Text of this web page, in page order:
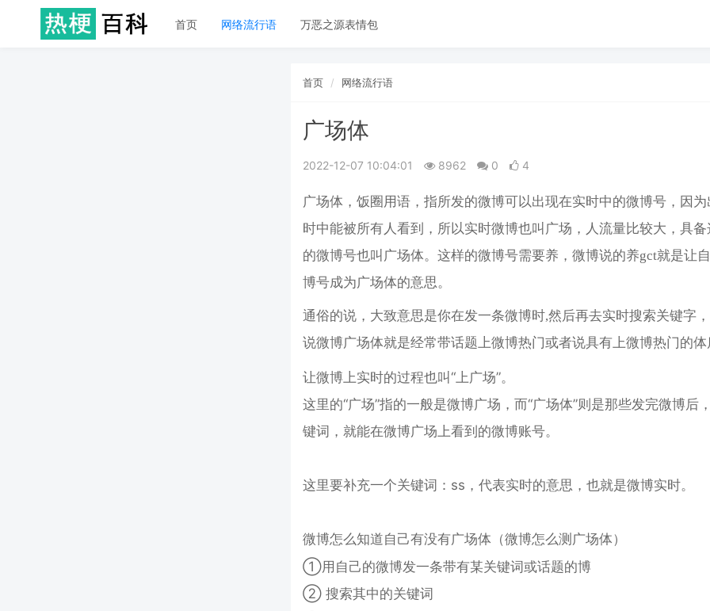
首页 网络流行语 万恶之源表情包
首页 网络流行语
广场体
2022-12-07 10:04:01 8962 0 4
广场体，饭圈用语，指所发的微博可以出现在实时中的微博号，因
时中能被所有人看到，所以实时微博也叫广场，人流量比较大，具
的微博号也叫广场体。这样的微博号需要养，微博说的养gct就是让
博号成为广场体的意思。
通俗的说，大致意思是你在发一条微博时,然后再去实时搜索关键字
说微博广场体就是经常带话题上微博热门或者说具有上微博热门的体
让微博上实时的过程也叫“上广场”。
这里的“广场”指的一般是微博广场，而“广场体”则是那些发完微博后
键词，就能在微博广场上看到的微博账号。
这里要补充一个关键词：ss，代表实时的意思，也就是微博实时。
微博怎么知道自己有没有广场体（微博怎么测广场体 ）
①用自己的微博发一条带有某关键词或话题的博
② 搜索其中的关键词